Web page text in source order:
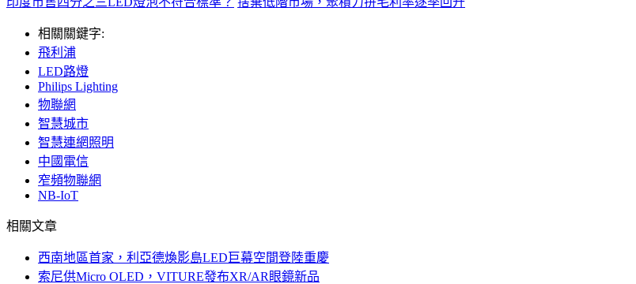
相關關鍵字:
飛利浦
LED路燈
Philips Lighting
物聯網
智慧城市
智慧連網照明
中國電信
窄頻物聯網
NB-IoT
相關文章
西南地區首家，利亞德煥影島LED巨幕空間登陸重慶
索尼供Micro OLED，VITURE發布XR/AR眼鏡新品